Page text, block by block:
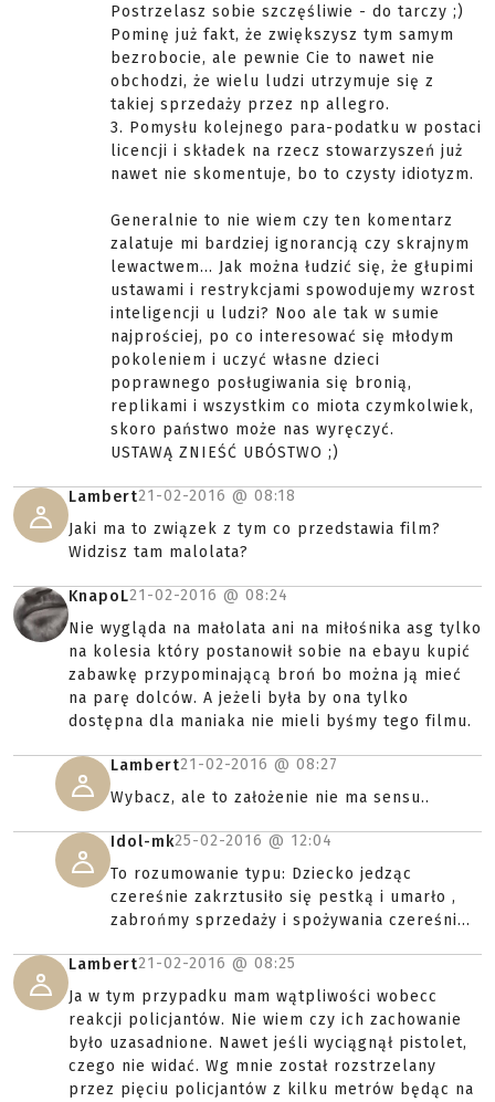
Postrzelasz sobie szczęśliwie - do tarczy ;)
Pominę już fakt, że zwiększysz tym samym
bezrobocie, ale pewnie Cie to nawet nie
obchodzi, że wielu ludzi utrzymuje się z
takiej sprzedaży przez np allegro.
3. Pomysłu kolejnego para-podatku w postaci
licencji i składek na rzecz stowarzyszeń już
nawet nie skomentuje, bo to czysty idiotyzm.
Generalnie to nie wiem czy ten komentarz
zalatuje mi bardziej ignorancją czy skrajnym
lewactwem... Jak można łudzić się, że głupimi
ustawami i restrykcjami spowodujemy wzrost
inteligencji u ludzi? Noo ale tak w sumie
najprościej, po co interesować się młodym
pokoleniem i uczyć własne dzieci
poprawnego posługiwania się bronią,
replikami i wszystkim co miota czymkolwiek,
skoro państwo może nas wyręczyć.
USTAWĄ ZNIEŚĆ UBÓSTWO ;)
Lambert21-02-2016 @ 08:18
Jaki ma to związek z tym co przedstawia film?
Widzisz tam malolata?
KnapoL21-02-2016 @ 08:24
Nie wygląda na małolata ani na miłośnika asg tylko
na kolesia który postanowił sobie na ebayu kupić
zabawkę przypominającą broń bo można ją mieć
na parę dolców. A jeżeli była by ona tylko
dostępna dla maniaka nie mieli byśmy tego filmu.
Lambert21-02-2016 @ 08:27
Wybacz, ale to założenie nie ma sensu..
Idol-mk25-02-2016 @ 12:04
To rozumowanie typu: Dziecko jedząc
czereśnie zakrztusiło się pestką i umarło ,
zabrońmy sprzedaży i spożywania czereśni...
Lambert21-02-2016 @ 08:25
Ja w tym przypadku mam wątpliwości wobecc
reakcji policjantów. Nie wiem czy ich zachowanie
było uzasadnione. Nawet jeśli wyciągnął pistolet,
czego nie widać. Wg mnie został rozstrzelany
przez pięciu policjantów z kilku metrów będąc na